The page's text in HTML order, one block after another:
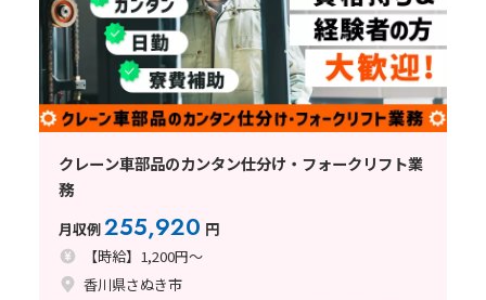
クレーン車部品のカンタン仕分け・フォークリフト業
務
月収例255,920 円
【時給】1,200円～
香川県さぬき市